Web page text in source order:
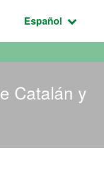
Idioma
Español
Catalán y